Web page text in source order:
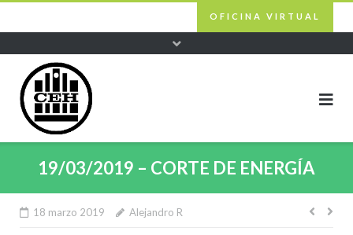
OFICINA VIRTUAL
19/03/2019 – CORTE DE ENERGÍA
18 marzo 2019 Alejandro R